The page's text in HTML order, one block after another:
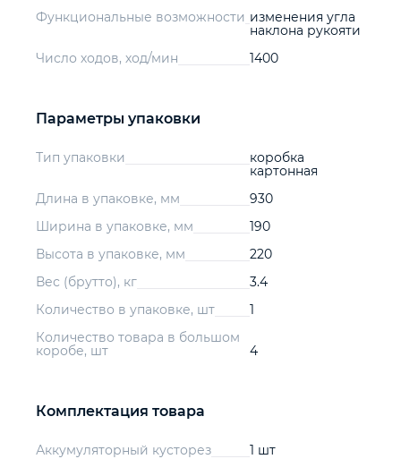
Функциональные возможности изменения угла
наклона рукояти
Число ходов, ход/мин
1400
Параметры упаковки
Тип упаковки
коробка
картонная
Длина в упаковке, мм
930
Ширина в упаковке, мм
190
Высота в упаковке, мм
220
Вес (брутто), кг
3.4
Количество в упаковке, шт
1
Количество товара в большом
коробе, шт
4
Комплектация товара
Аккумуляторный кусторез
1 шт